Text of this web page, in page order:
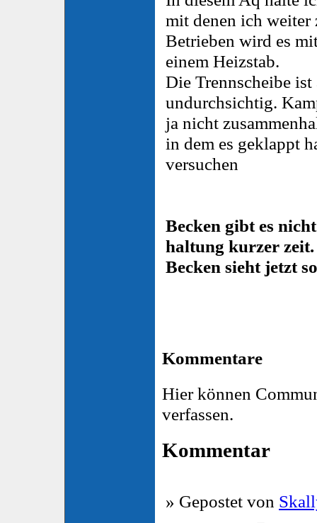
mit denen ich
Betrieben wird es
einem Heizstab.
Die Trennscheibe
undurchsichtig.
ja nicht
in dem es geklappt
versuchen
Becken gibt es
haltung kurzer zeit.
Becken sieht jetzt
Kommentare
Hier können
verfassen.
Kommentar
» Gepostet von